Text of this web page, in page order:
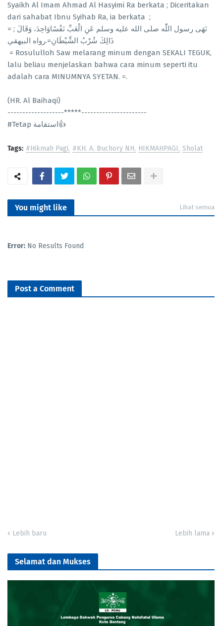
Syaikh Al Imam Ahmad Al Hasyimi Ra berkata ; Diceritakan
dari sahabat Ibnu Syihab Ra, ia berkata ;
= نَهَى رسول اللّٰه صلى الله عليه وسلم عَنِ الْعَبِّ نَفْسًاوَاحِدَ، وَقَالَ ;
= Rosululloh Saw melarang minum dengan SEKALI TEGUK,
lalu beliau menjelaskan bahwa cara minum seperti itu
adalah cara MINUMNYA SYETAN. =.
(HR. Al Baihaqi)
-------------------*****----------------------
#Tetap استقامة👍
Tags: #Hikmah Pagi #KH. A. Buchory NH HIKMAHPAGI Sholat
You might like Lihat semua
Error: No Results Found
Post a Comment
Lebih baru Lebih lama
Selamat dan Mukses